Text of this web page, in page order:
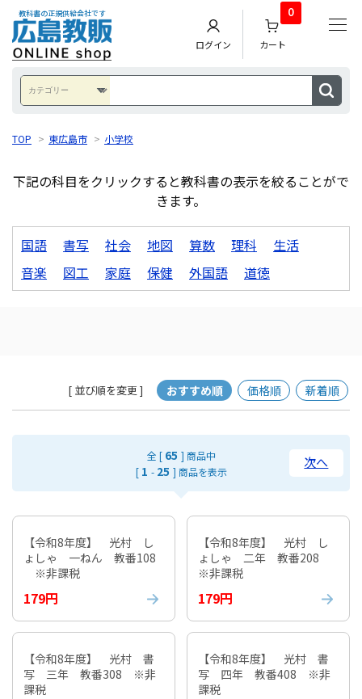
教科書の正規供給会社です
ログイン カート
0
TOP > 東広島市 > 小学校
下記の科目をクリックすると教科書の表示を絞ることがで
きます。
国語 書写 社会 地図 算数 理科
生活
音楽
図工 家庭 保健 外国語 道徳
[ 並び順を変更 ] おすすめ順 価格順 新着順
全 [ 65 ] 商品中
[ 1 - 25 ] 商品を表示
次へ
【令和8年度】 光村 し
ょしゃ 一ねん 教番108
※非課税
179円
【令和8年度】 光村 し
ょしゃ 二年 教番208
※非課税
179円
【令和8年度】 光村 書
写 三年 教番308 ※非
課税
【令和8年度】 光村 書
写 四年 教番408 ※非
課税